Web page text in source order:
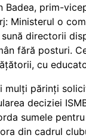
Badea, prim-
Ministerul o
sună directorii
fără posturi.
cu
mulți părinți
deciziei
sumele
din cadrul